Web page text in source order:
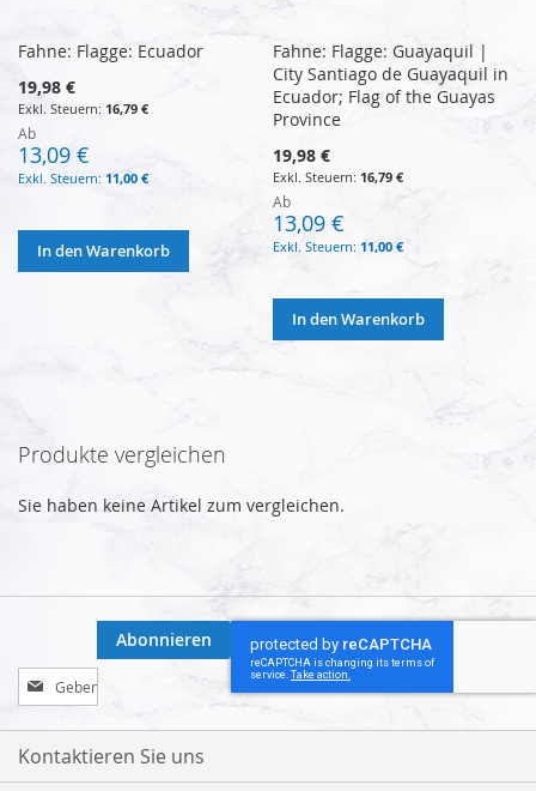
Fahne: Flagge: Ecuador
19,98 €
16,79 €
Ab
13,09 €
11,00 €
In den Warenkorb
Fahne: Flagge: Guayaquil |
City Santiago de Guayaquil in
Ecuador; Flag of the Guayas
Province
19,98 €
16,79 €
Ab
13,09 €
11,00 €
In den Warenkorb
Produkte vergleichen
Sie haben keine Artikel zum vergleichen.
Melden
Sie
sich
für
Abonnieren
Kontaktieren Sie uns